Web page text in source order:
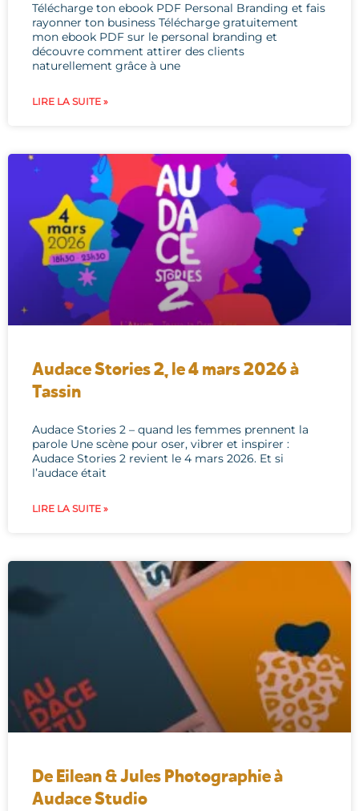
Télécharge ton ebook PDF Personal Branding et fais
rayonner ton business Télécharge gratuitement
mon ebook PDF sur le personal branding et
découvre comment attirer des clients
naturellement grâce à une
LIRE LA SUITE »
Audace Stories 2, le 4 mars 2026 à
Tassin
Audace Stories 2 – quand les femmes prennent la
parole Une scène pour oser, vibrer et inspirer :
Audace Stories 2 revient le 4 mars 2026. Et si
l’audace était
LIRE LA SUITE »
De Eilean & Jules Photographie à
Audace Studio